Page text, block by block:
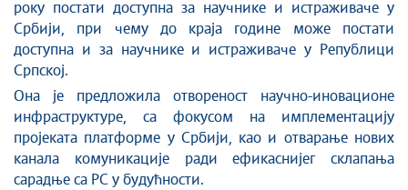
року постати доступна за научнике и истраживаче у
Србији, при чему до краја године може постати
доступна и за научнике и истраживаче у Републици
Српској.
Она је предложила отвореност научно-иновационе
инфраструктуре, са фокусом на имплементацију
пројеката платформе у Србији, као и отварање нових
канала комуникације ради ефикаснијег склапања
сарадње са РС у будућности.